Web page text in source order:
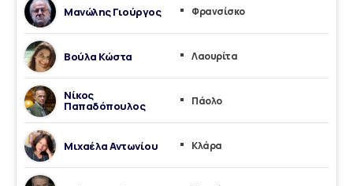
Μανώλης Γιούργος Φρανσίσκο
Βούλα Κώστα Λαουρίτα
Νίκος
Παπαδόπουλος Πάολο
Μιχαέλα Αντωνίου Κλάρα